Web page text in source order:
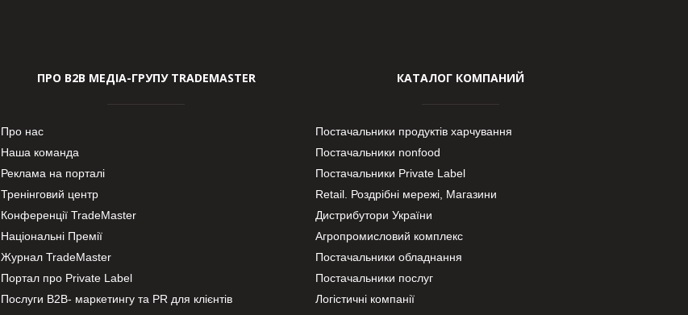
ПРО В2В МЕДІА-ГРУПУ TRADEMASTER
Про нас
Наша команда
Реклама на порталі
Тренінговий центр
Конференції TradeMaster
Національні Премії
Журнал TradeMaster
Портал про Private Label
Послуги В2В- маркетингу та PR для клієнтів
КАТАЛОГ КОМПАНИЙ
Постачальники продуктів харчування
Постачальники nonfood
Постачальники Private Label
Retail. Роздрібні мережі, Магазини
Дистрибутори України
Агропромисловий комплекс
Постачальники обладнання
Постачальники послуг
Логістичні компанії